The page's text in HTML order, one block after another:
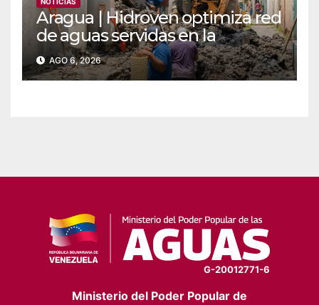
Aragua | Hidroven optimiza red
de aguas servidas en la
comunidad Doña Paula de
Maracay
AGO 6, 2026
G-20012771-6
Ministerio del Poder Popular de